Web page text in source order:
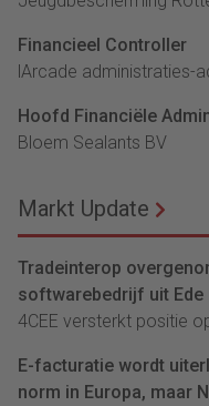
Financieel Controller
lArcade administraties-
Hoofd Financiële
Bloem Sealants BV
Markt Update
Tradeinterop
softwarebedrijf uit Ede
4CEE versterkt positie
E-facturatie wordt
norm in Europa, maar